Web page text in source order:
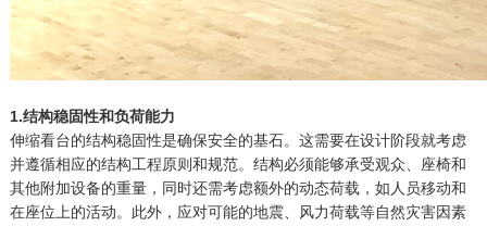
1.结构稳固性和负荷能力
伸缩看台的结构稳固性是确保安全的基石。这需要在设计阶段就考虑
并遵循相应的结构工程原则和规范。结构必须能够承受观众、座椅和
其他附加设备的重量，同时还需考虑额外的动态荷载，如人员移动和
在座位上的活动。此外，应对可能的地震、风力荷载等自然灾害因素